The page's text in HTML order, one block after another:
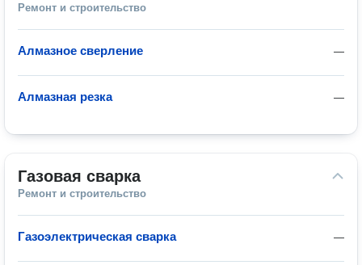
Ремонт и строительство
—
Алмазное сверление
—
Алмазная резка
Газовая сварка
Ремонт и строительство
—
Газоэлектрическая сварка